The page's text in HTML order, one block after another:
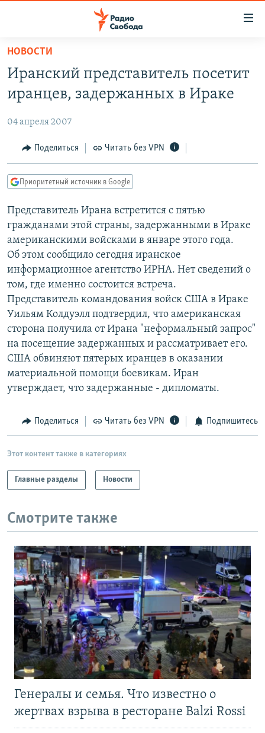
упрощенного
доступа
основному
Вернутся
главной
навигации
Вернутся
поиску
ПОДКАСТЫ
АВТОРСКИЕ ПРОЕКТЫ
ЦИТАТЫ СВОБОДЫ
МНЕНИЯ
IDEL.РЕАЛИИ
КАВКАЗ.РЕАЛИИ
СЕВЕР.РЕАЛИИ
СИБИРЬ.РЕАЛИИ
РАСПИСАНИЕ ВЕЩАНИЯ
ПОДПИШИТЕСЬ НА РАССЫЛКУ
СОЦИАЛЬНЫЕ СЕТИ
НОВОСТИ
Иранский представитель посетит
иранцев, задержанных в Ираке
04 апреля 2007
Поделиться Читать без VPN
Приоритетный источник в Google
Представитель Ирана встретится с пятью
гражданами этой страны, задержанными в Ираке
американскими войсками в январе этого года.
Об этом сообщило сегодня иранское
информационное агентство ИРНА. Нет сведений о
том, где именно состоится встреча.
Представитель командования войск США в Ираке
Уильям Колдуэлл подтвердил, что американская
сторона получила от Ирана "неформальный запрос"
на посещение задержанных и рассматривает его.
США обвиняют пятерых иранцев в оказании
материальной помощи боевикам. Иран
утверждает, что задержанные - дипломаты.
Поделиться Читать без VPN Подпишитесь
Этот контент также в категориях
Главные разделы Новости
Смотрите также
Генералы и семья. Что известно о
жертвах взрыва в ресторане Balzi Rossi